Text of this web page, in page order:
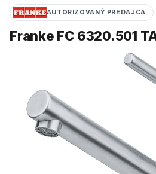
AUTORIZOVANÝ PREDAJCA
Franke FC 6320.501